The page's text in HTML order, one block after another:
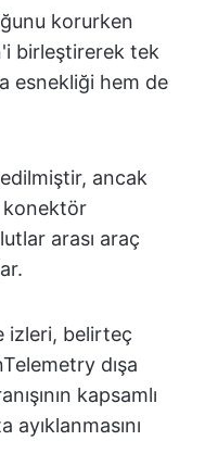
korurken
birleştirerek tek
esnekliği hem de
ancak
konektör
arası araç
izleri, belirteç
dışa
kapsamlı